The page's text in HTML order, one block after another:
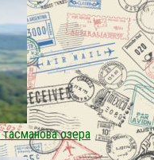
озера